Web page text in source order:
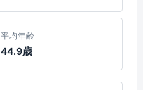
平均年齢
44.9歳